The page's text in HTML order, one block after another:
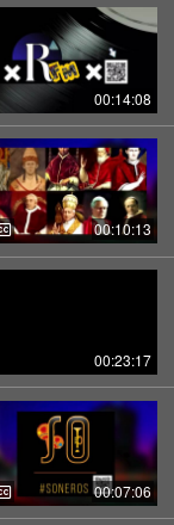
00:14:08
00:10:13
00:23:17
00:07:06